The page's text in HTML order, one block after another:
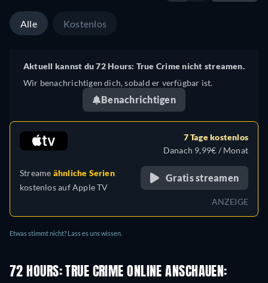
Alle Kostenlos
Aktuell kannst du 72 Hours: True Crime nicht streamen.
Wir benachrichtigen dich, sobald er verfügbar ist.
Benachrichtigen
Streame ähnliche Serien
kostenlos aufApple TV
7 Tage kostenlos
Danach 9,99€ / Monat
Gratis streamen
ANZEIGE
Etwas stimmt nicht? Lass es uns wissen.
72 HOURS: TRUE CRIME ONLINE ANSCHAUEN: